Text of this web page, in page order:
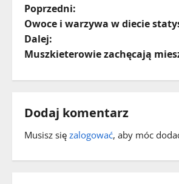
Z
o
b
a
c
z
w
Poprzedni:
Owoce i warzywa w diecie
Dalej:
Muszkieterowie zachęcają
Dodaj komentarz
Musisz się zalogować, aby móc